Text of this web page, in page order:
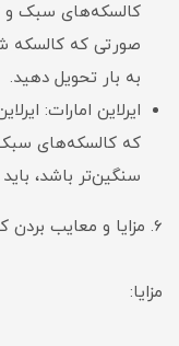
کالسکه‌های سبک و
صورتی که کالسکه
به بار تحویل دهید.
ایرلاین امارات:
که کالسکه‌های سبک
سنگین‌تر باشد،
6. مزایا و معایب بردن کالسکه در کابین هواپیما
مزایا: